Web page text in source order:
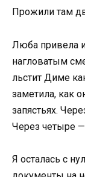
Прожили там
Люба привела
нагловатым
льстит Диме
заметила, как
запястьях.
Через четыре
Я осталась с